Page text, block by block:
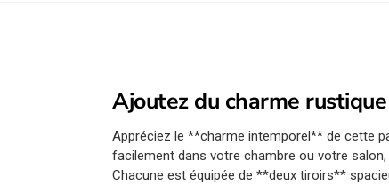
Ajoutez du charme
Appréciez le **charme intemporel** de cette
facilement dans votre chambre ou votre
Chacune est équipée de **deux tiroirs**